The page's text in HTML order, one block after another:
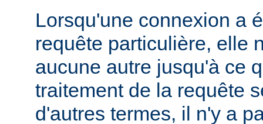
Lorsqu'une connexion a
requête particulière, elle
aucune autre jusqu'à ce
traitement de la requête
d'autres termes, il n'y a